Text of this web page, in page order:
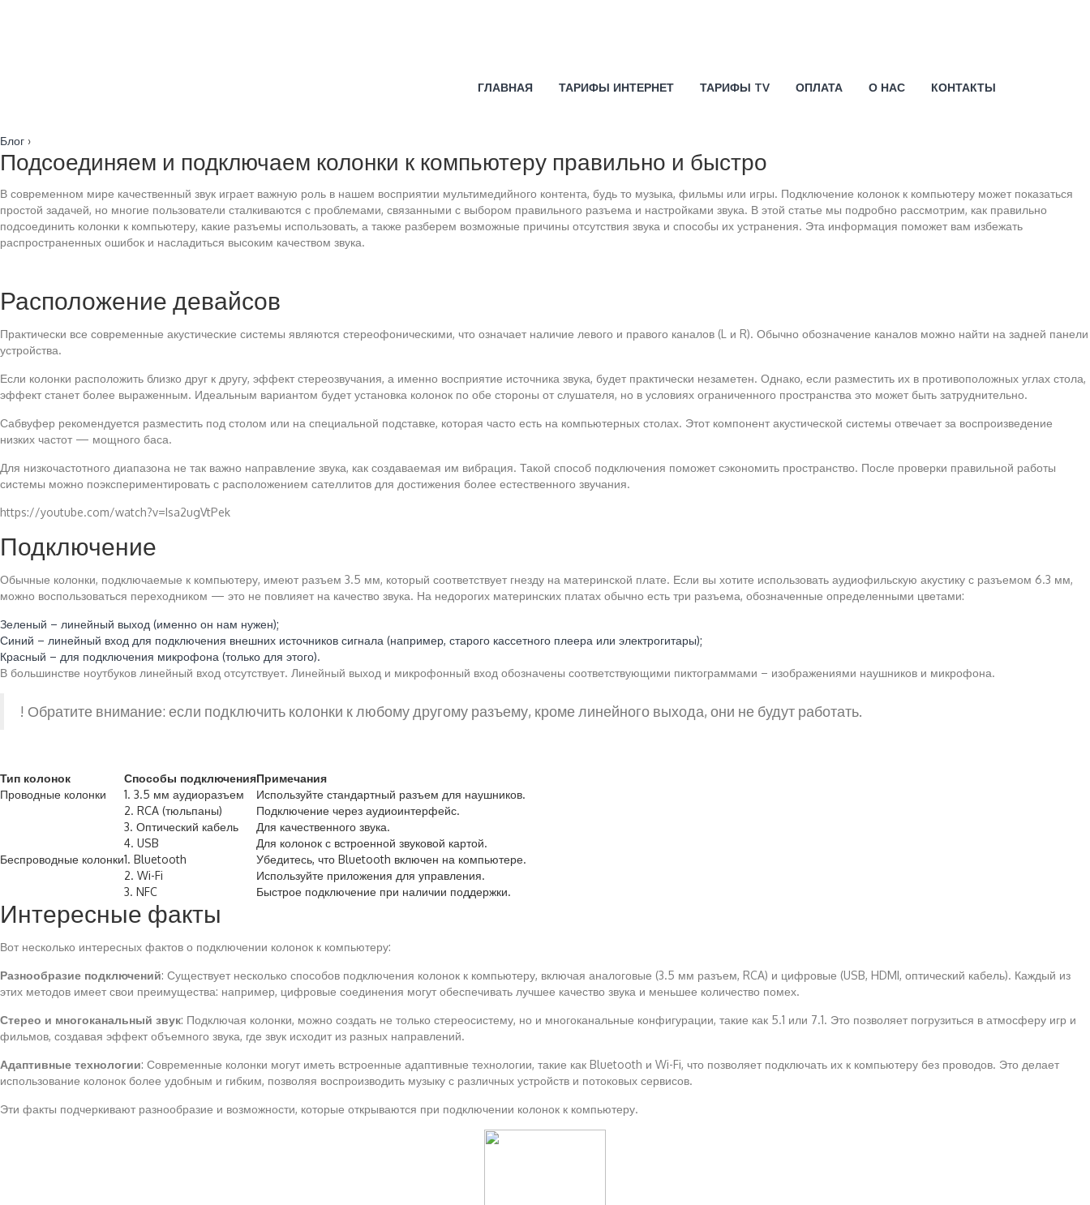
ГЛАВНАЯ ТАРИФЫ ИНТЕРНЕТ ТАРИФЫ TV ОПЛАТА О НАС КОНТАКТЫ
Блог ›
Подсоединяем и подключаем колонки к компьютеру правильно и быстро
В современном мире качественный звук играет важную роль в нашем восприятии мультимедийного контента, будь то музыка, фильмы или игры. Подключение колонок к компьютеру может показаться
простой задачей, но многие пользователи сталкиваются с проблемами, связанными с выбором правильного разъема и настройками звука. В этой статье мы подробно рассмотрим, как правильно
подсоединить колонки к компьютеру, какие разъемы использовать, а также разберем возможные причины отсутствия звука и способы их устранения. Эта информация поможет вам избежать
распространенных ошибок и насладиться высоким качеством звука.
Расположение девайсов
Практически все современные акустические системы являются стереофоническими, что означает наличие левого и правого каналов (L и R). Обычно обозначение каналов можно найти на задней панели
устройства.
Если колонки расположить близко друг к другу, эффект стереозвучания, а именно восприятие источника звука, будет практически незаметен. Однако, если разместить их в противоположных углах стола,
эффект станет более выраженным. Идеальным вариантом будет установка колонок по обе стороны от слушателя, но в условиях ограниченного пространства это может быть затруднительно.
Сабвуфер рекомендуется разместить под столом или на специальной подставке, которая часто есть на компьютерных столах. Этот компонент акустической системы отвечает за воспроизведение
низких частот — мощного баса.
Для низкочастотного диапазона не так важно направление звука, как создаваемая им вибрация. Такой способ подключения поможет сэкономить пространство. После проверки правильной работы
системы можно поэкспериментировать с расположением сателлитов для достижения более естественного звучания.
https://youtube.com/watch?v=Isa2ugVtPek
Подключение
Обычные колонки, подключаемые к компьютеру, имеют разъем 3.5 мм, который соответствует гнезду на материнской плате. Если вы хотите использовать аудиофильскую акустику с разъемом 6.3 мм,
можно воспользоваться переходником — это не повлияет на качество звука. На недорогих материнских платах обычно есть три разъема, обозначенные определенными цветами:
Зеленый – линейный выход (именно он нам нужен);
Синий – линейный вход для подключения внешних источников сигнала (например, старого кассетного плеера или электрогитары);
Красный – для подключения микрофона (только для этого).
В большинстве ноутбуков линейный вход отсутствует. Линейный выход и микрофонный вход обозначены соответствующими пиктограммами – изображениями наушников и микрофона.
! Обратите внимание: если подключить колонки к любому другому разъему, кроме линейного выхода, они не будут работать.
Тип колонок Способы подключенияПримечания
Проводные колонки
1. 3.5 мм аудиоразъем
Используйте стандартный разъем для наушников.
2. RCA (тюльпаны)
Подключение через аудиоинтерфейс.
3. Оптический кабель
Для качественного звука.
4. USB
Для колонок с встроенной звуковой картой.
Беспроводные колонки1. Bluetooth
Убедитесь, что Bluetooth включен на компьютере.
2. Wi-Fi
Используйте приложения для управления.
3. NFC
Быстрое подключение при наличии поддержки.
Интересные факты
Вот несколько интересных фактов о подключении колонок к компьютеру:
Разнообразие подключений: Существует несколько способов подключения колонок к компьютеру, включая аналоговые (3.5 мм разъем, RCA) и цифровые (USB, HDMI, оптический кабель). Каждый из
этих методов имеет свои преимущества: например, цифровые соединения могут обеспечивать лучшее качество звука и меньшее количество помех.
Стерео и многоканальный звук: Подключая колонки, можно создать не только стереосистему, но и многоканальные конфигурации, такие как 5.1 или 7.1. Это позволяет погрузиться в атмосферу игр и
фильмов, создавая эффект объемного звука, где звук исходит из разных направлений.
Адаптивные технологии: Современные колонки могут иметь встроенные адаптивные технологии, такие как Bluetooth и Wi-Fi, что позволяет подключать их к компьютеру без проводов. Это делает
использование колонок более удобным и гибким, позволяя воспроизводить музыку с различных устройств и потоковых сервисов.
Эти факты подчеркивают разнообразие и возможности, которые открываются при подключении колонок к компьютеру.